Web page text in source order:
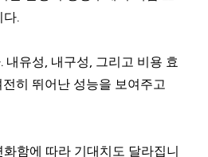
.
내유성, 내구성, 그리고 비용 효
히 뛰어난 성능을 보여주고
함에 따라 기대치도 달라집니